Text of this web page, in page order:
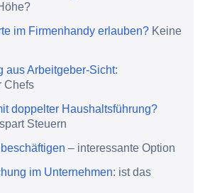
im Firmenhandy erlauben? Keine
aus Arbeitgeber-Sicht:
Chefs
doppelter Haushaltsführung?
Steuern
– interessante Option
im Unternehmen: ist das